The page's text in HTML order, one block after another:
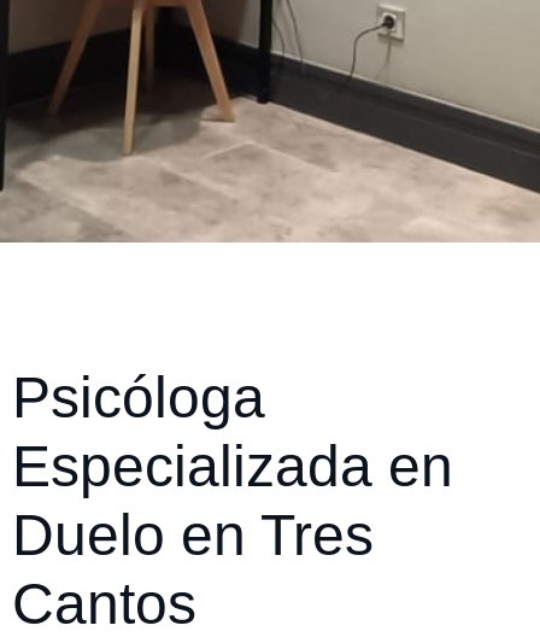
Psicóloga
Especializada en
Duelo en Tres
Cantos